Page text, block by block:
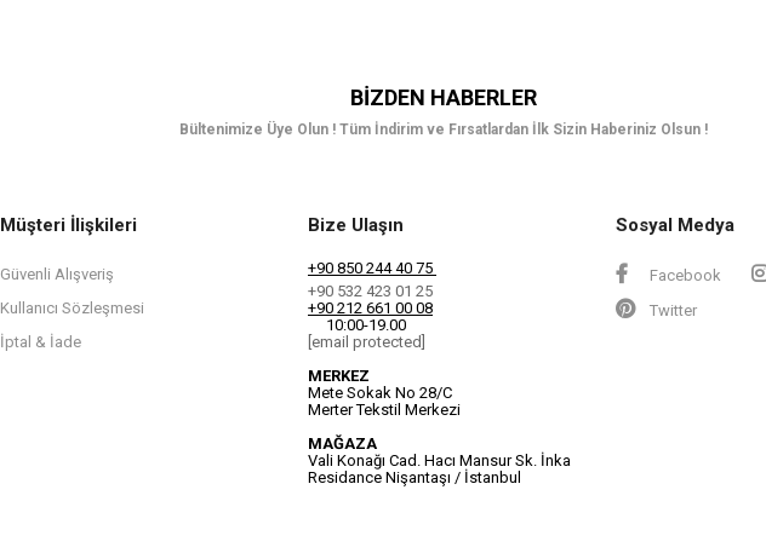
BIZDEN HABERLER
Bültenimize Üye Olun ! Tüm İndirim ve Fırsatlardan İlk Sizin Haberiniz Olsun !
Müşteri İlişkileri
Güvenli Alışveriş
Kullanıcı Sözleşmesi
İptal & İade
Bize Ulaşın
+90 850 244 40 75
+90 532 423 01 25
+90 212 661 00 08
10:00-19.00
[email protected]
MERKEZ
Mete Sokak No 28/C
Merter Tekstil Merkezi
MAĞAZA
Vali Konağı Cad. Hacı Mansur Sk. İnka
Residance Nişantaşı / İstanbul
Sosyal Medya
Facebook
Twitter